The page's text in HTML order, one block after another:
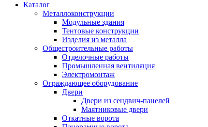
Каталог
Металлоконструкции
Модульные здания
Тентовые конструкции
Изделия из металла
Общестроительные работы
Отделочные работы
Промышленная вентиляция
Электромонтаж
Ограждающее оборудование
Двери
Двери из сендвич-панелей
Маятниковые двери
Откатные ворота